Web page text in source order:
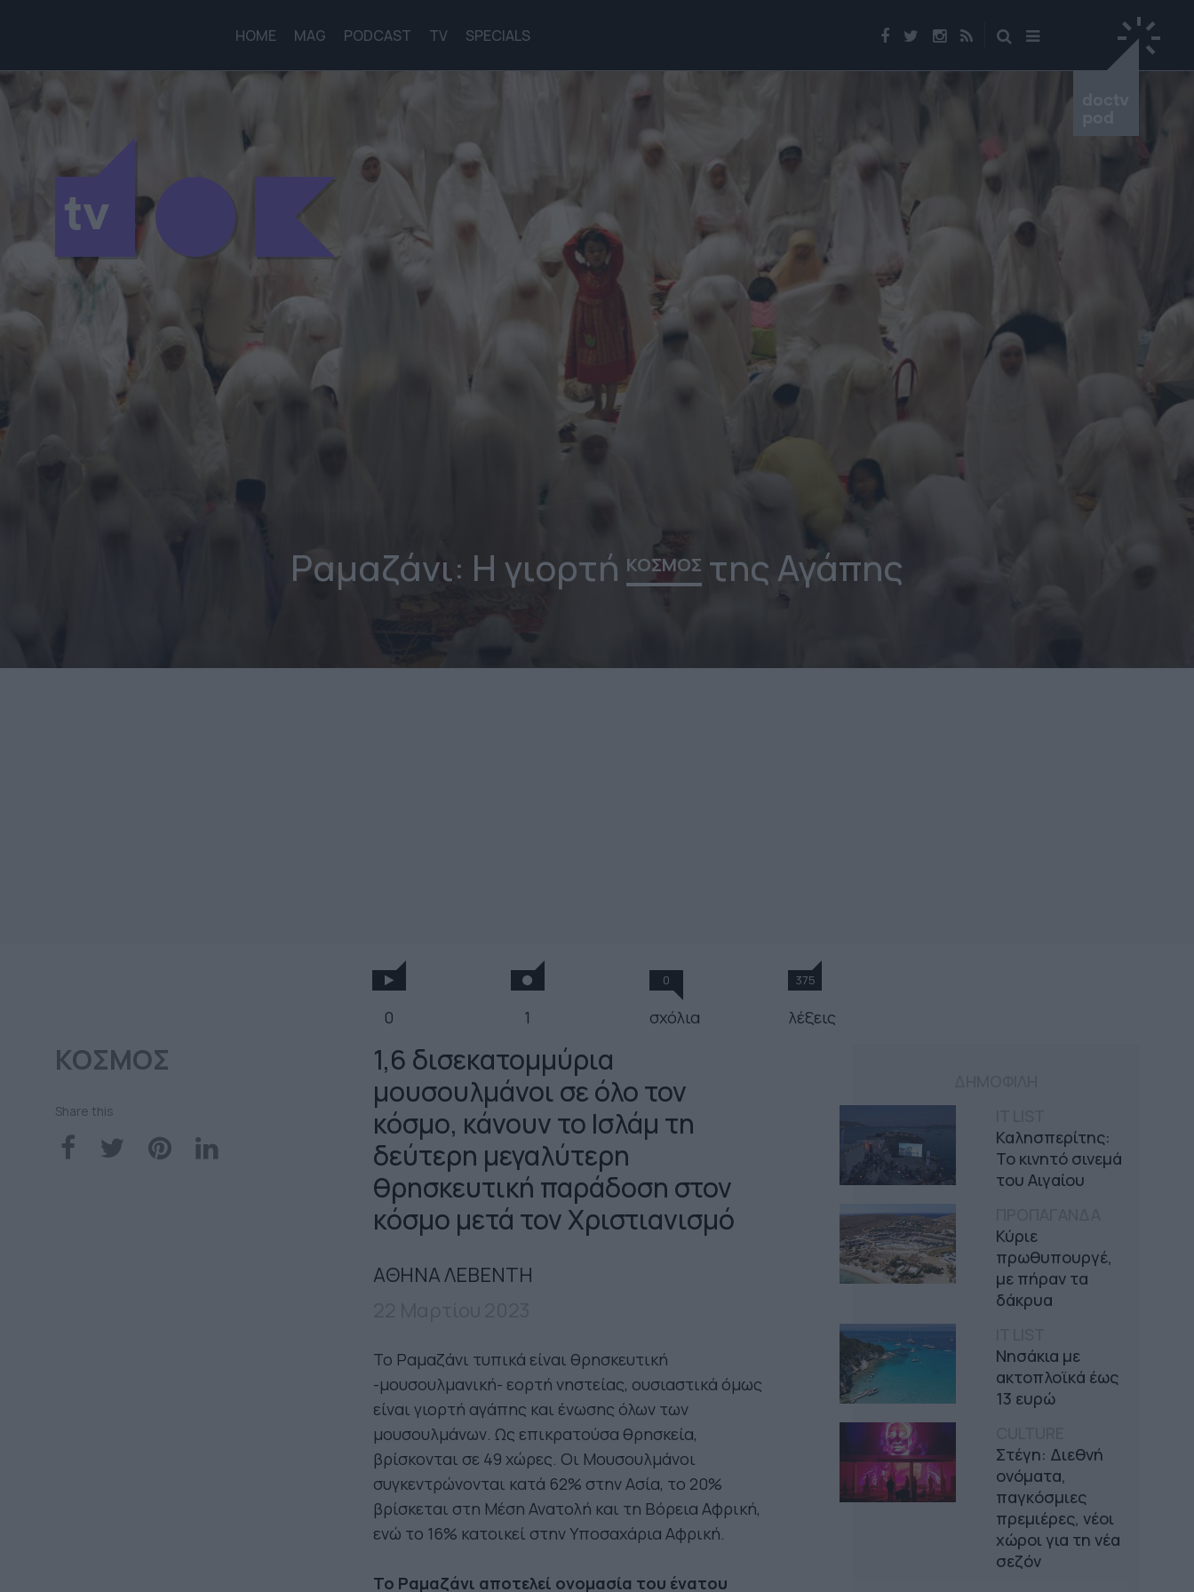
HOME MAG PODCAST TV SPECIALS
tv
tv
Ραμαζάνι: Η γιορτή ΚΟΣΜΟΣ της Αγάπης
0 1
0
σχόλια
375
λέξεις
ΚΟΣΜΟΣ
Share this
Καλησπερίτης:
Το κινητό σινεμά
του Αιγαίου
Κύριε
πρωθυπουργέ,
με πήραν τα
δάκρυα
Νησάκια με
ακτοπλοϊκά έως
13 ευρώ
Στέγη: Διεθνή
ονόματα,
παγκόσμιες
πρεμιέρες, νέοι
χώροι για τη νέα
σεζόν
1,6 δισεκατομμύρια
μουσουλμάνοι σε όλο τον
κόσμο, κάνουν το Ισλάμ τη
δεύτερη μεγαλύτερη
θρησκευτική παράδοση στον
κόσμο μετά τον Χριστιανισμό
ΑΘΗΝΑ ΛΕΒΕΝΤΗ
Το Ραμαζάνι τυπικά είναι θρησκευτική
-μουσουλμανική- εορτή νηστείας, ουσιαστικά όμως
είναι γιορτή αγάπης και ένωσης όλων των
μουσουλμάνων. Ως επικρατούσα θρησκεία,
βρίσκονται σε 49 χώρες. Οι Μουσουλμάνοι
συγκεντρώνονται κατά 62% στην Ασία, το 20%
βρίσκεται στη Μέση Ανατολή και τη Βόρεια Αφρική,
ενώ το 16% κατοικεί στην Υποσαχάρια Αφρική.
Το Ραμαζάνι αποτελεί ονομασία του ένατου